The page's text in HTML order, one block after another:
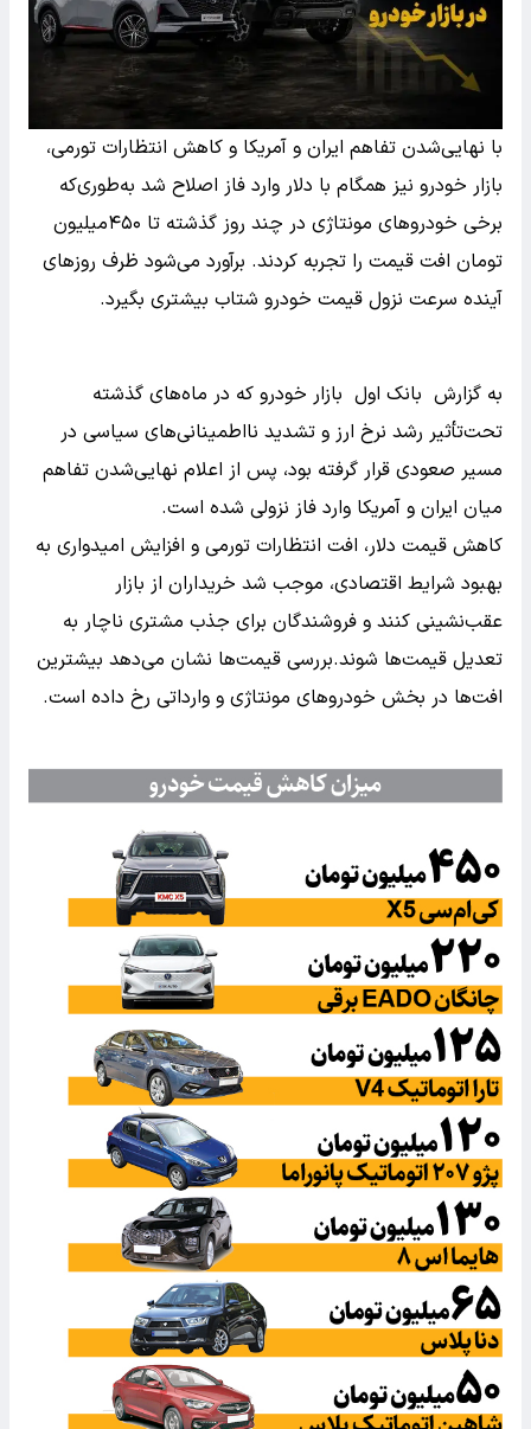
با نهایی‌شدن تفاهم ایران و آمریکا و کاهش انتظارات تورمی،
بازار خودرو نیز همگام با دلار وارد فاز اصلاح شد به‌طوری‌که
برخی خودروهای مونتاژی در چند روز گذشته تا ۴۵۰میلیون
تومان افت قیمت را تجربه کردند. برآورد می‌شود ظرف روز‌های
آینده سرعت نزول قیمت خودرو شتاب بیشتری بگیرد.‌
به گزارش بانک اول بازار خودرو که در ماه‌های گذشته
تحت‌تأثیر رشد نرخ ارز و تشدید نااطمینانی‌های سیاسی در
مسیر صعودی قرار گرفته بود، پس از اعلام نهایی‌شدن تفاهم
میان ایران و آمریکا وارد فاز نزولی شده است.
کاهش قیمت دلار، افت انتظارات تورمی و افزایش امیدواری به
بهبود شرایط اقتصادی، موجب شد خریداران از بازار
عقب‌نشینی کنند و فروشندگان برای جذب مشتری ناچار به
تعدیل قیمت‌ها شوند.‌بررسی قیمت‌ها نشان می‌دهد بیشترین
افت‌ها در بخش خودروهای مونتاژی و وارداتی رخ داده است.‌